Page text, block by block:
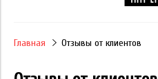
Главная Отзывы от клиентов